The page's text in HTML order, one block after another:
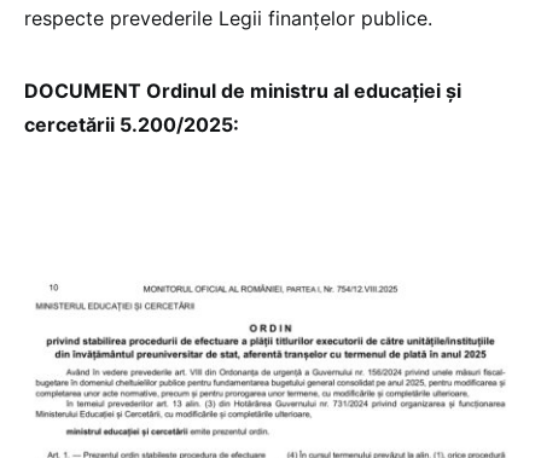
respecte prevederile Legii finanțelor publice.
DOCUMENT Ordinul de ministru al educației și
cercetării 5.200/2025: